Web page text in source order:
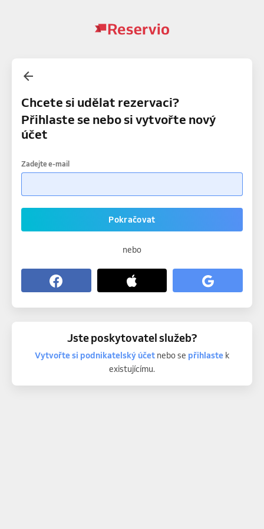
Chcete si udělat rezervaci?
Přihlaste se nebo si vytvořte nový
účet
Zadejte e-mail
Pokračovat
nebo
Jste poskytovatel služeb?
Vytvořte si podnikatelský účetnebo se přihlastek
existujícímu.